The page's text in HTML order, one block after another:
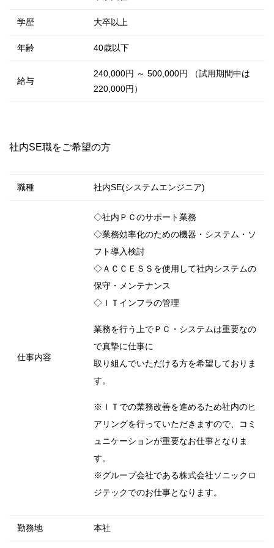
学歴 大卒以上
年齢 40歳以下
給与
240,000円 ～ 500,000円 （試用期間中は
220,000円）
社内SE職をご希望の方
職種 社内SE(システムエンジニア)
仕事内容
◇社内ＰＣのサポート業務
◇業務効率化のための機器・システム・ソ
フト導入検討
◇ＡＣＣＥＳＳを使用して社内システムの
保守・メンテナンス
◇ＩＴインフラの管理
業務を行う上でＰＣ・システムは重要なの
で真摯に仕事に
取り組んでいただける方を希望しておりま
す。
※ＩＴでの業務改善を進めるため社内のヒ
アリングを行っていただきますので、コミ
ュニケーションが重要なお仕事となりま
す。
※グループ会社である株式会社ソニックロ
ジテックでのお仕事となります。
勤務地 本社